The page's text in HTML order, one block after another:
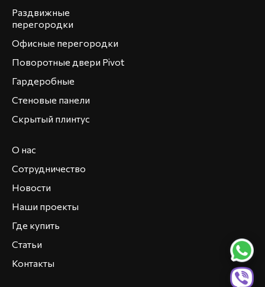
Раздвижные
перегородки
Офисные перегородки
Поворотные двери Pivot
Гардеробные
Стеновые панели
Скрытый плинтус
О нас
Сотрудничество
Новости
Наши проекты
Где купить
Статьи
Контакты